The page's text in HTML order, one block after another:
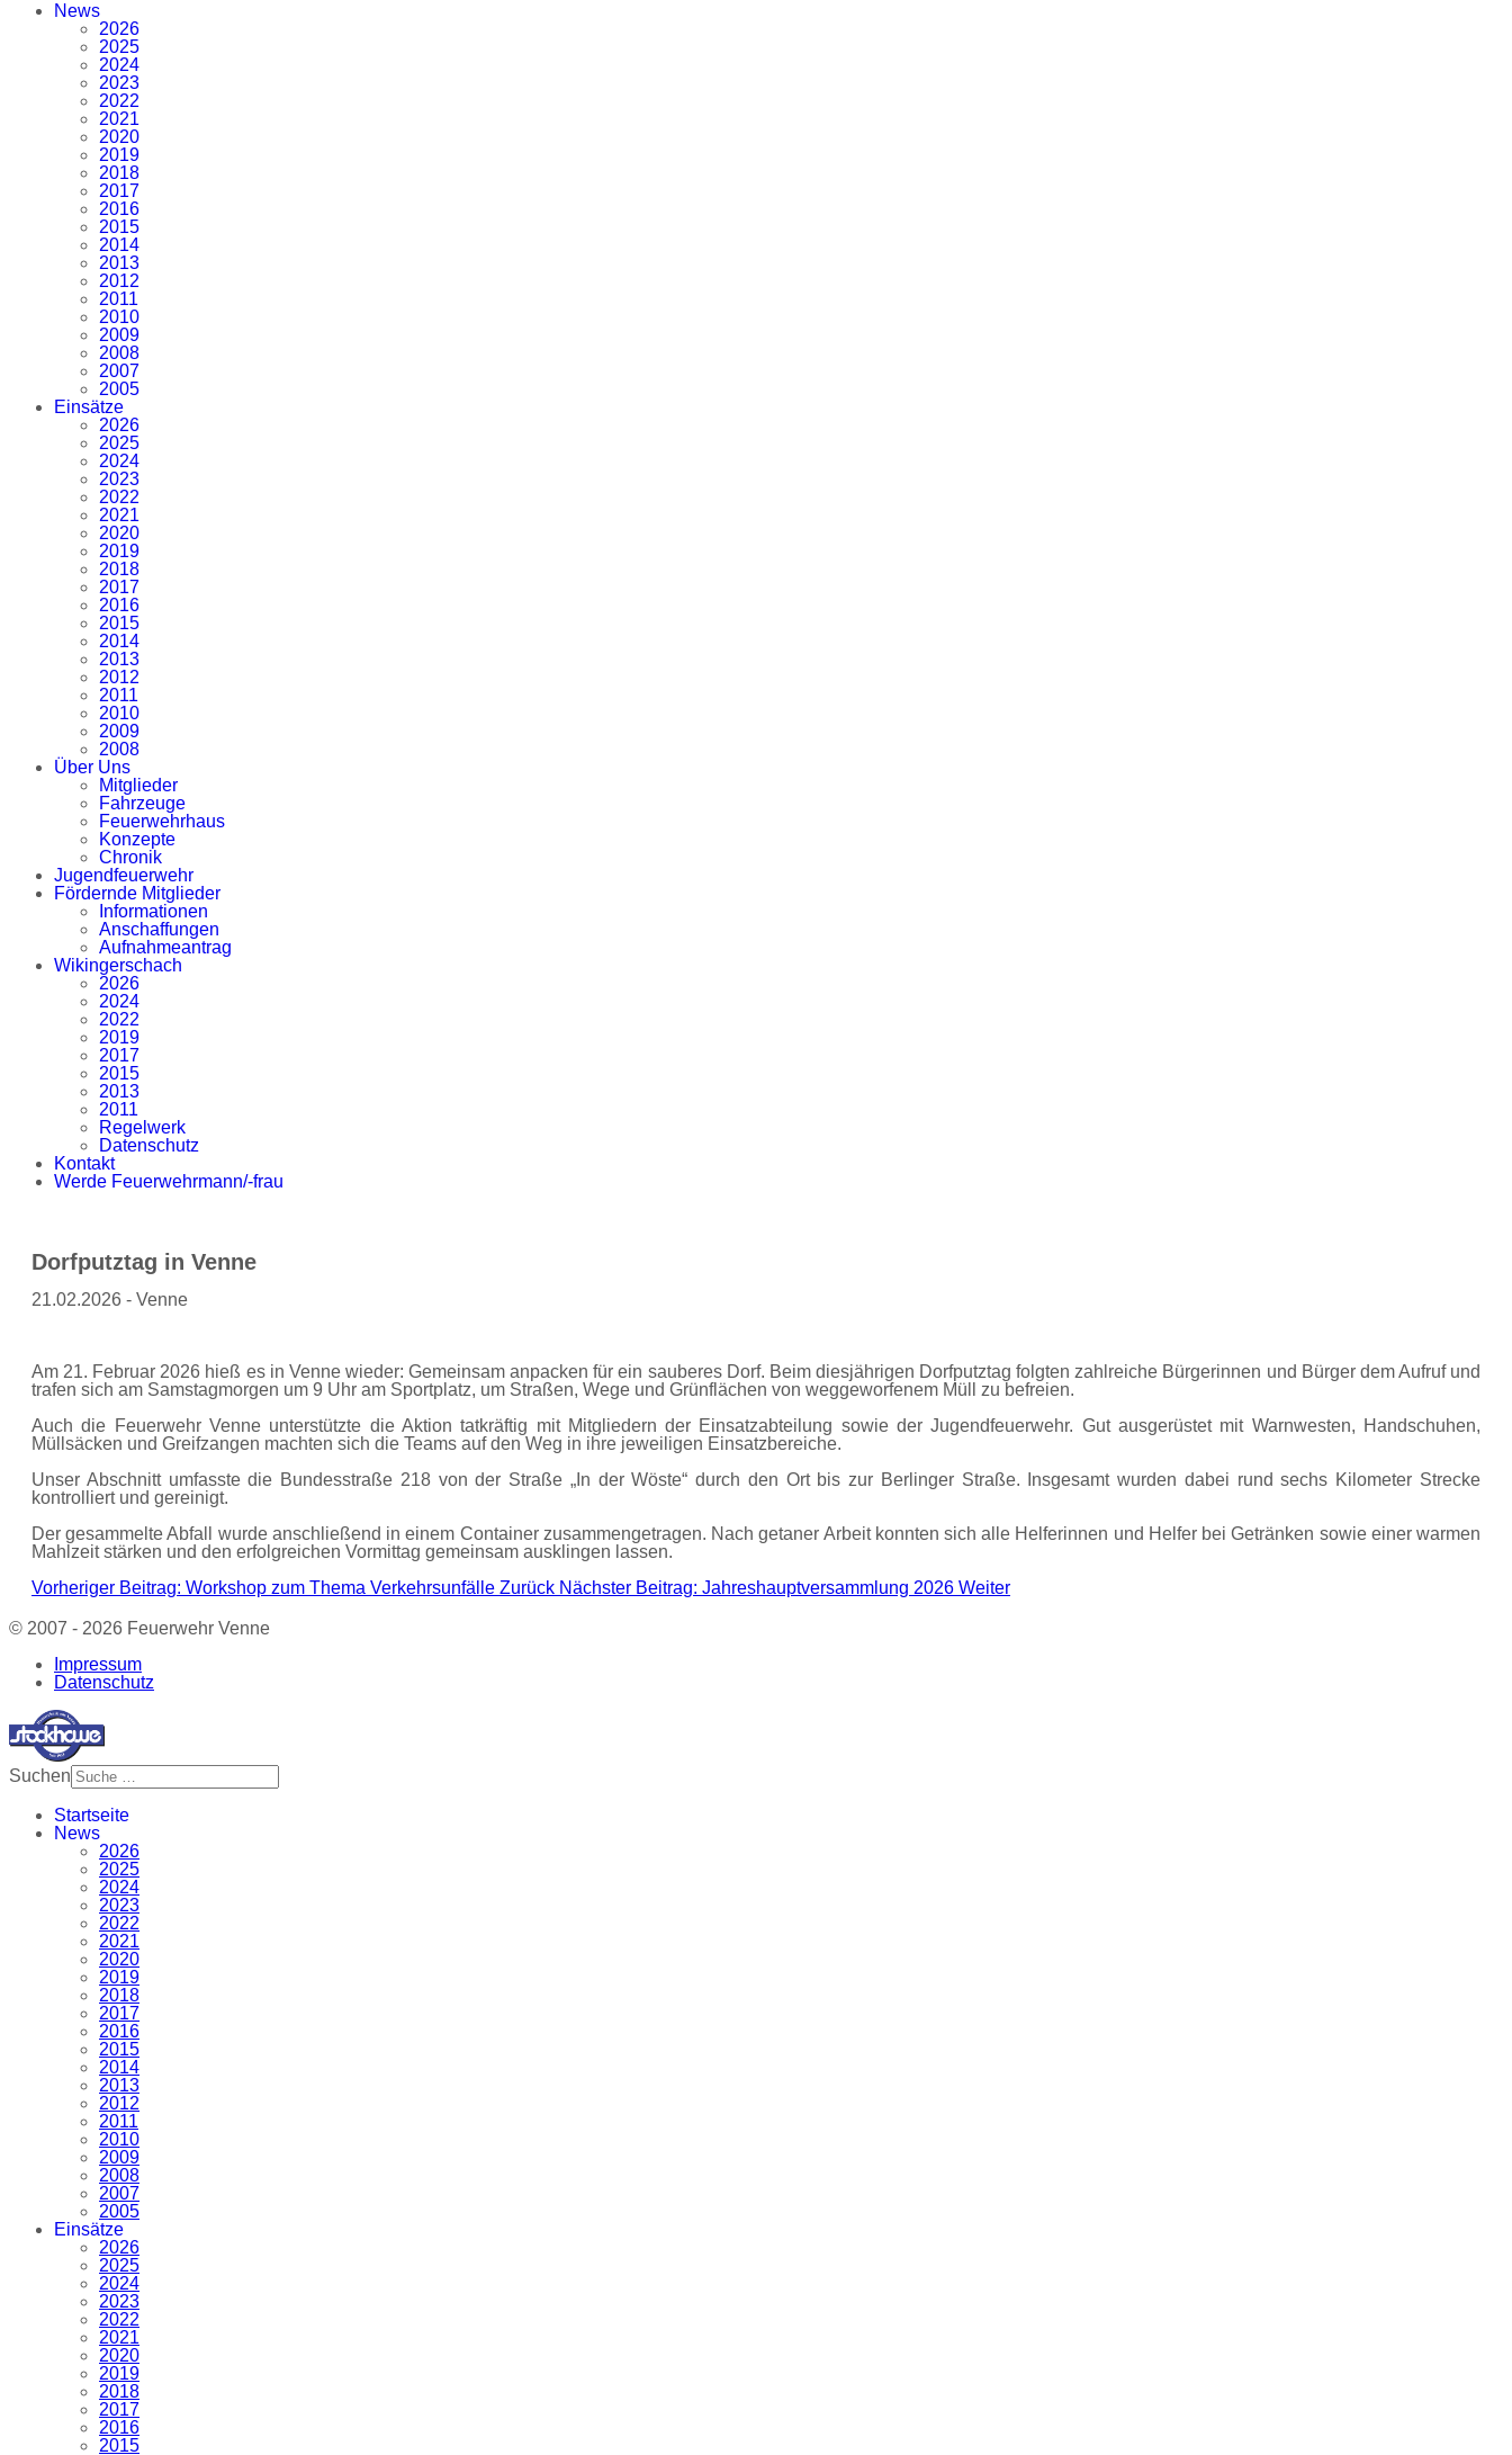
News
2026
2025
2024
2023
2022
2021
2020
2019
2018
2017
2016
2015
2014
2013
2012
2011
2010
2009
2008
2007
2005
Einsätze
2026
2025
2024
2023
2022
2021
2020
2019
2018
2017
2016
2015
2014
2013
2012
2011
2010
2009
2008
Über Uns
Mitglieder
Fahrzeuge
Feuerwehrhaus
Konzepte
Chronik
Jugendfeuerwehr
Fördernde Mitglieder
Informationen
Anschaffungen
Aufnahmeantrag
Wikingerschach
2026
2024
2022
2019
2017
2015
2013
2011
Regelwerk
Datenschutz
Kontakt
Werde Feuerwehrmann/-frau
Dorfputztag in Venne
21.02.2026 - Venne
Am 21. Februar 2026 hieß es in Venne wieder: Gemeinsam anpacken für ein sauberes Dorf. Beim diesjährigen Dorfputztag folgten zahlreiche Bürgerinnen und Bürger dem Aufruf und
trafen sich am Samstagmorgen um 9 Uhr am Sportplatz, um Straßen, Wege und Grünflächen von weggeworfenem Müll zu befreien.
Auch die Feuerwehr Venne unterstützte die Aktion tatkräftig mit Mitgliedern der Einsatzabteilung sowie der Jugendfeuerwehr. Gut ausgerüstet mit Warnwesten, Handschuhen,
Müllsäcken und Greifzangen machten sich die Teams auf den Weg in ihre jeweiligen Einsatzbereiche.
Unser Abschnitt umfasste die Bundesstraße 218 von der Straße „In der Wöste“ durch den Ort bis zur Berlinger Straße. Insgesamt wurden dabei rund sechs Kilometer Strecke
kontrolliert und gereinigt.
Der gesammelte Abfall wurde anschließend in einem Container zusammengetragen. Nach getaner Arbeit konnten sich alle Helferinnen und Helfer bei Getränken sowie einer warmen
Mahlzeit stärken und den erfolgreichen Vormittag gemeinsam ausklingen lassen.
Vorheriger Beitrag: Workshop zum Thema Verkehrsunfälle Zurück Nächster Beitrag: Jahreshauptversammlung 2026 Weiter
© 2007 - 2026 Feuerwehr Venne
Impressum
Datenschutz
Suchen
Startseite
News
2026
2025
2024
2023
2022
2021
2020
2019
2018
2017
2016
2015
2014
2013
2012
2011
2010
2009
2008
2007
2005
Einsätze
2026
2025
2024
2023
2022
2021
2020
2019
2018
2017
2016
2015